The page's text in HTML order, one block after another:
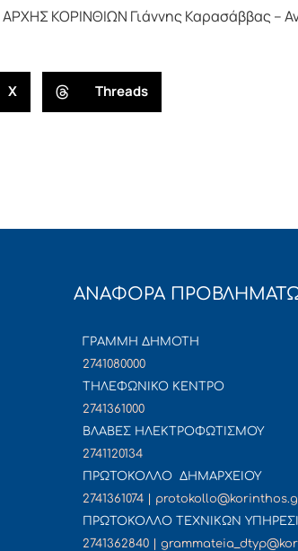
ΚΟΡΙΝΘΙΩΝ Γιάννης Καρασάββας –
X Threads
ΑΝΑΦΟΡΑ
ΓΡΑΜΜΗ ΔΗΜΟΤΗ
2741080000
ΤΗΛΕΦΩΝΙΚΟ ΚΕΝΤΡΟ
2741361000
ΒΛΑΒΕΣ ΗΛΕΚΤΡΟΦΩΤΙΣΜΟΥ
2741120134
ΠΡΩΤΟΚΟΛΛΟ ΔΗΜΑΡΧΕΙΟΥ
2741361074 |
ΠΡΩΤΟΚΟΛΛΟ ΤΕΧΝΙΚΩΝ
2741362840 |